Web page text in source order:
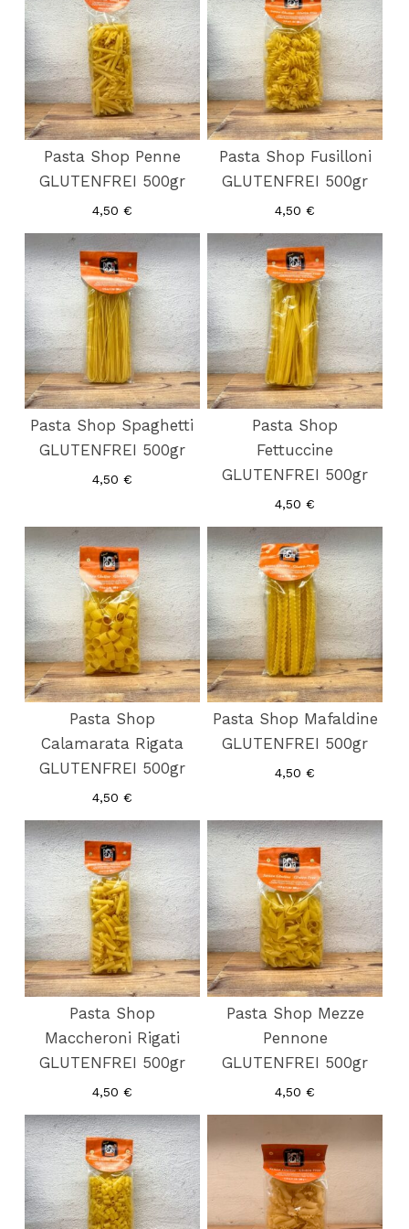
Pasta Shop Penne
GLUTENFREI 500gr
4,50 €
Pasta Shop Fusilloni
GLUTENFREI 500gr
4,50€
Pasta Shop Spaghetti
GLUTENFREI 500gr
4,50 €
Pasta Shop
Fettuccine
GLUTENFREI 500gr
4,50€
Pasta Shop
Calamarata Rigata
GLUTENFREI 500gr
4,50 €
Pasta Shop Mafaldine
GLUTENFREI 500gr
4,50€
Pasta Shop
Maccheroni Rigati
GLUTENFREI 500gr
4,50 €
Pasta Shop Mezze
Pennone
GLUTENFREI 500gr
4,50€